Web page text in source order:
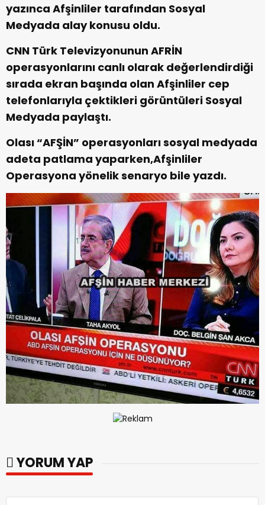
yazınca Afşinliler tarafından Sosyal
Medyada alay konusu oldu.
CNN Türk Televizyonunun AFRİN
operasyonlarını canlı olarak değerlendirdiği
sırada ekran başında olan Afşinliler cep
telefonlarıyla çektikleri görüntüleri Sosyal
Medyada paylaştı.
Olası “AFŞİN” operasyonları sosyal medyada
adeta patlama yaparken,Afşinliler
Operasyona yönelik senaryo bile yazdı.
YORUM YAP